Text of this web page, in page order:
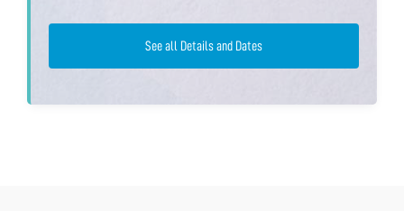
See all Details and Dates